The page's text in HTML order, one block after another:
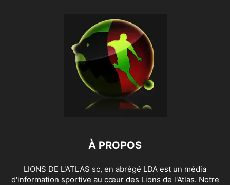
À PROPOS
LIONS DE L'ATLAS sc, en abrégé LDA est un média
d'information sportive au cœur des Lions de l'Atlas. Notre